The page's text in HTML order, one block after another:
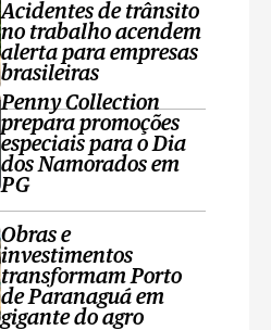
Acidentes de trânsito
no trabalho acendem
alerta para empresas
brasileiras
Penny Collection
prepara promoções
especiais para o Dia
dos Namorados em
PG
Obras e
investimentos
transformam Porto
de Paranaguá em
gigante do agro